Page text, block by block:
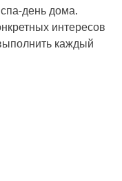
день дома.
интересов
каждый